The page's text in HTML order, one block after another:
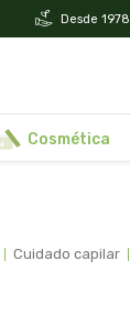
Desde 1978
cosmética
cuidado capilar